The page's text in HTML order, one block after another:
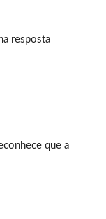
resposta
que a